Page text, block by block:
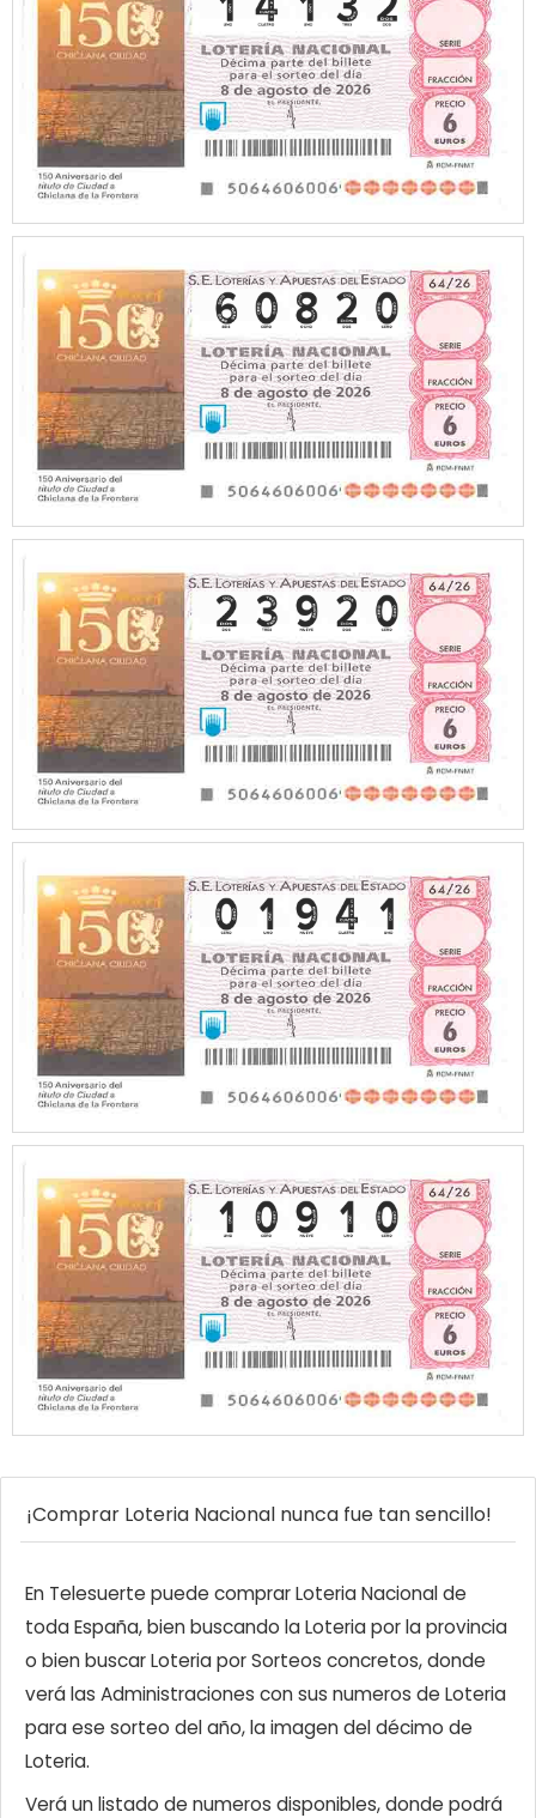
¡Comprar Loteria Nacional nunca fue tan sencillo!
En Telesuerte puede comprar Loteria Nacional de
toda España, bien buscando la Loteria por la provincia
o bien buscar Loteria por Sorteos concretos, donde
verá las Administraciones con sus numeros de Loteria
para ese sorteo del año, la imagen del décimo de
Loteria.
Verá un listado de numeros disponibles, donde podrá